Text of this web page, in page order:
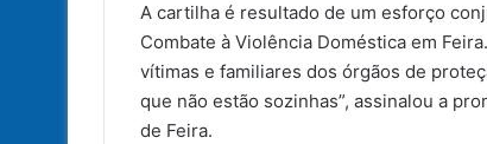
A cartilha é resultado de um esforço
Combate à Violência Doméstica em
vítimas e familiares dos órgãos de
que não estão sozinhas”, assinalou a
de Feira.